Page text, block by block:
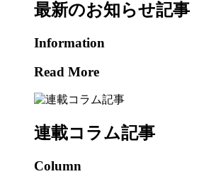
最新のお知らせ記事
Information
Read More
連載コラム記事
Column